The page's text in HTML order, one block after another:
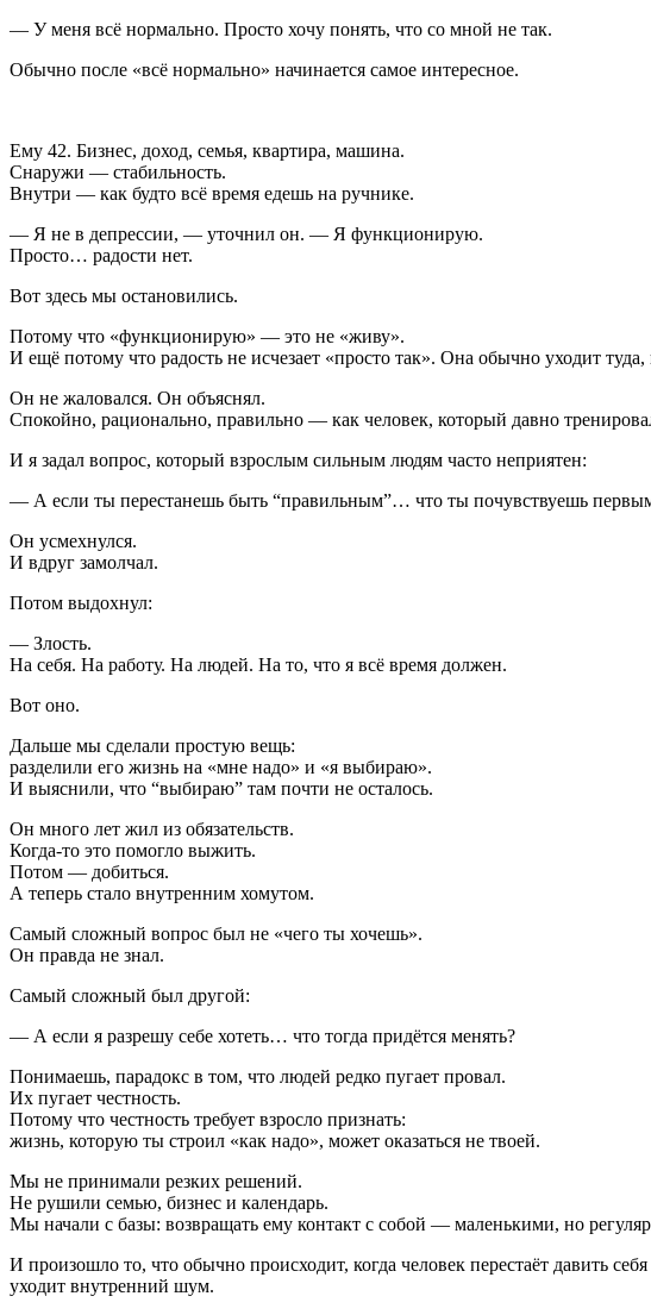
— У меня всё нормально. Просто хочу понять, что со мной не так.
Обычно после «всё нормально» начинается самое интересное.
Ему 42. Бизнес, доход, семья, квартира, машина.
Снаружи — стабильность.
Внутри — как будто всё время едешь на ручнике.
— Я не в депрессии, — уточнил он. — Я функционирую.
Просто… радости нет.
Вот здесь мы остановились.
Потому что «функционирую» — это не «живу».
И ещё потому что радость не исчезает «просто так». Она обычно уходит
Он не жаловался. Он объяснял.
Спокойно, рационально, правильно — как человек, который давно
И я задал вопрос, который взрослым сильным людям часто неприятен:
— А если ты перестанешь быть “правильным”… что ты почувствуешь
Он усмехнулся.
И вдруг замолчал.
Потом выдохнул:
— Злость.
На себя. На работу. На людей. На то, что я всё время должен.
Вот оно.
Дальше мы сделали простую вещь:
разделили его жизнь на «мне надо» и «я выбираю».
И выяснили, что “выбираю” там почти не осталось.
Он много лет жил из обязательств.
Когда-то это помогло выжить.
Потом — добиться.
А теперь стало внутренним хомутом.
Самый сложный вопрос был не «чего ты хочешь».
Он правда не знал.
Самый сложный был другой:
— А если я разрешу себе хотеть… что тогда придётся менять?
Понимаешь, парадокс в том, что людей редко пугает провал.
Их пугает честность.
Потому что честность требует взросло признать:
жизнь, которую ты строил «как надо», может оказаться не твоей.
Мы не принимали резких решений.
Не рушили семью, бизнес и календарь.
Мы начали с базы: возвращать ему контакт с собой — маленькими, но
И произошло то, что обычно происходит, когда человек перестаёт давить
уходит внутренний шум.